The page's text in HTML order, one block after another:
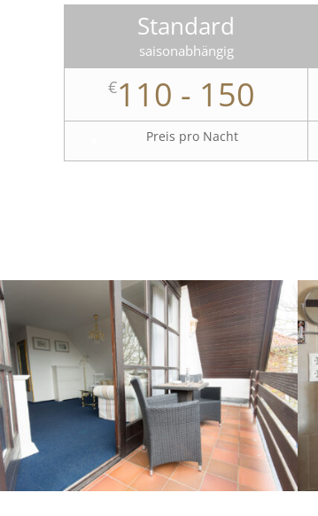
Standard
saisonabhängig
€110 - 150
Preis pro Nacht